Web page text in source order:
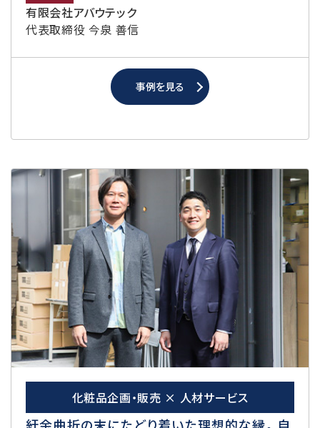
有限会社アバウテック
代表取締役 今泉 善信
事例を見る
化粧品企画・販売 × 人材サービス